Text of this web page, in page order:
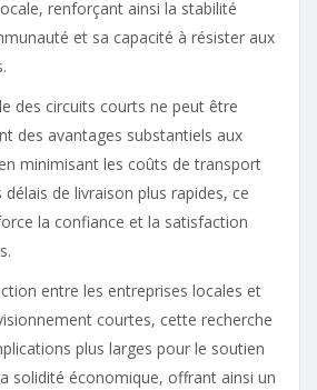
renforçant ainsi la stabilité
et sa capacité à résister aux
des circuits courts ne peut être
des avantages substantiels aux
minimisant les coûts de transport
de livraison plus rapides, ce
la confiance et la satisfaction
entre les entreprises locales et
courtes, cette recherche
plus larges pour le soutien
solidité économique, offrant ainsi un